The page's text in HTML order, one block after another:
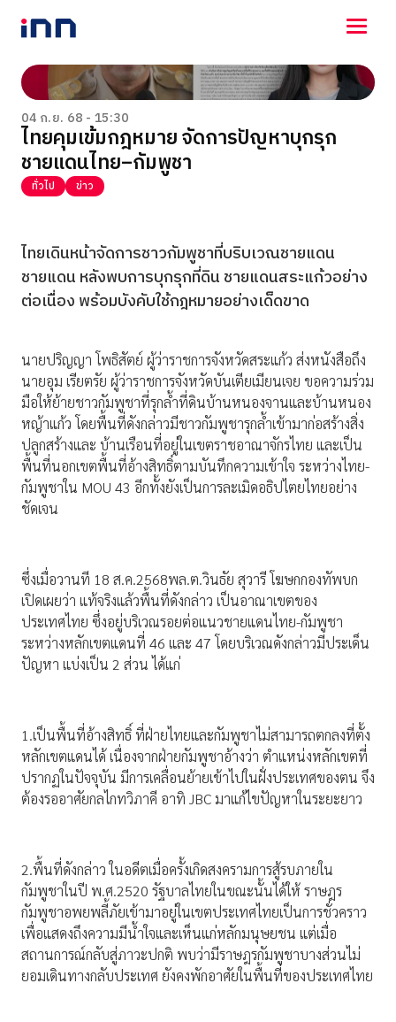
NEWS
ENTERTAINMENT
LIFESTYLE
HOROSCOPE
LOTTERY
VIDEO
04 ก.ย. 68 - 15:30
ไทยคุมเข้มกฎหมาย จัดการปัญหาบุกรุก
ชายแดนไทย–กัมพูชา
ทั่วไป ข่าว
ไทยเดินหน้าจัดการชาวกัมพูชาที่บริบเวณชายแดน
ชายแดน หลังพบการบุกรุกที่ดิน ชายแดนสระแก้วอย่าง
ต่อเนื่อง พร้อมบังคับใช้กฎหมายอย่างเด็ดขาด
นายปริญญา โพธิสัตย์ ผู้ว่าราชการจังหวัดสระแก้ว ส่งหนังสือถึง
นายอุม เรียตรัย ผู้ว่าราชการจังหวัดบันเตียเมียนเจย ขอความร่วม
มือให้ย้ายชาวกัมพูชาที่รุกล้ำที่ดินบ้านหนองจานและบ้านหนอง
หญ้าแก้ว โดยพื้นที่ดังกล่าวมีชาวกัมพูชารุกล้ำเข้ามาก่อสร้างสิ่ง
ปลูกสร้างและ บ้านเรือนที่อยู่ในเขตราชอาณาจักรไทย และเป็น
พื้นที่นอกเขตพื้นที่อ้างสิทธิ์ตามบันทึกความเข้าใจ ระหว่างไทย-
กัมพูชาใน MOU 43 อีกทั้งยังเป็นการละเมิดอธิปไตยไทยอย่าง
ชัดเจน
ซึ่งเมื่อวานที 18 ส.ค.2568พล.ต.วินธัย สุวารี โฆษกกองทัพบก
เปิดเผยว่า แท้จริงแล้วพื้นที่ดังกล่าว เป็นอาณาเขตของ
ประเทศไทย ซึ่งอยู่บริเวณรอยต่อแนวชายแดนไทย-กัมพูชา
ระหว่างหลักเขตแดนที่ 46 และ 47 โดยบริเวณดังกล่าวมีประเด็น
ปัญหา แบ่งเป็น 2 ส่วน ได้แก่
1.เป็นพื้นที่อ้างสิทธิ์ ที่ฝ่ายไทยและกัมพูชาไม่สามารถตกลงที่ตั้ง
หลักเขตแดนได้ เนื่องจากฝ่ายกัมพูชาอ้างว่า ตำแหน่งหลักเขตที่
ปรากฏในปัจจุบัน มีการเคลื่อนย้ายเข้าไปในฝั่งประเทศของตน จึง
ต้องรออาศัยกลไกทวิภาคี อาทิ JBC มาแก้ไขปัญหาในระยะยาว
2.พื้นที่ดังกล่าว ในอดีตเมื่อครั้งเกิดสงครามการสู้รบภายใน
กัมพูชาในปี พ.ศ.2520 รัฐบาลไทยในขณะนั้นได้ให้ ราษฎร
กัมพูชาอพยพลี้ภัยเข้ามาอยู่ในเขตประเทศไทยเป็นการชั่วคราว
เพื่อแสดงถึงความมีน้ำใจและเห็นแก่หลักมนุษยชน แต่เมื่อ
สถานการณ์กลับสู่ภาวะปกติ พบว่ามีราษฎรกัมพูชาบางส่วนไม่
ยอมเดินทางกลับประเทศ ยังคงพักอาศัยในพื้นที่ของประเทศไทย